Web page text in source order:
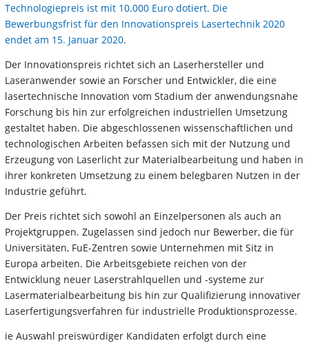
Technologiepreis ist mit 10.000 Euro dotiert. Die
Bewerbungsfrist für den Innovationspreis Lasertechnik 2020
endet am 15. Januar 2020.
Der Innovationspreis richtet sich an Laserhersteller und
Laseranwender sowie an Forscher und Entwickler, die eine
lasertechnische Innovation vom Stadium der anwendungsnahe
Forschung bis hin zur erfolgreichen industriellen Umsetzung
gestaltet haben. Die abgeschlossenen wissenschaftlichen und
technologischen Arbeiten befassen sich mit der Nutzung und
Erzeugung von Laserlicht zur Materialbearbeitung und haben in
ihrer konkreten Umsetzung zu einem belegbaren Nutzen in der
Industrie geführt.
Der Preis richtet sich sowohl an Einzelpersonen als auch an
Projektgruppen. Zugelassen sind jedoch nur Bewerber, die für
Universitäten, FuE-Zentren sowie Unternehmen mit Sitz in
Europa arbeiten. Die Arbeitsgebiete reichen von der
Entwicklung neuer Laserstrahlquellen und -systeme zur
Lasermaterialbearbeitung bis hin zur Qualifizierung innovativer
Laserfertigungsverfahren für industrielle Produktionsprozesse.
ie Auswahl preiswürdiger Kandidaten erfolgt durch eine